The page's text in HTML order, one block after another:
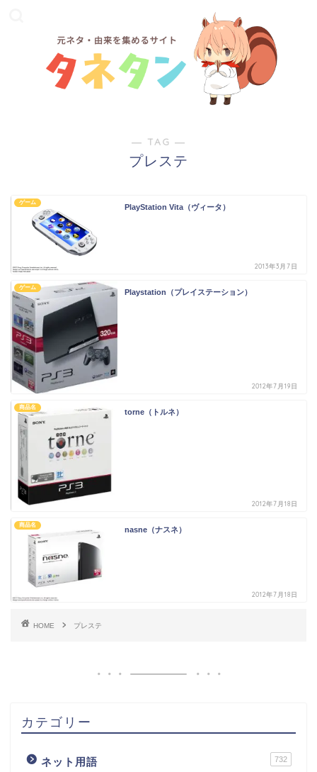
― TAG ―
プレステ
ゲーム
PlayStation Vita（ヴィータ）
2013年3月7日
ゲーム
Playstation（プレイステーション）
2012年7月19日
商品名
torne（トルネ）
2012年7月18日
商品名
nasne（ナスネ）
2012年7月18日
HOME プレステ
カテゴリー
ネット用語 732